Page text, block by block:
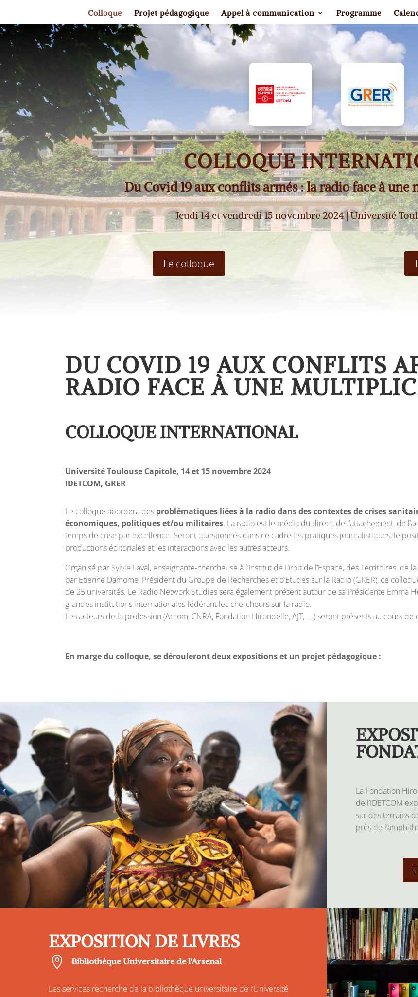
Colloque Projet pédagogique Appel à communication Programme
COLLOQUE
Du Covid 19 aux conflits armés : la radio face à
Jeudi 14 et vendredi 15 novembre 2024 | Université
Le colloque
DU COVID 19 AUX CONFLITS
RADIO FACE À UNE
COLLOQUE INTERNATIONAL
Université Toulouse Capitole, 14 et 15 novembre 2024
IDETCOM, GRER
Le colloque abordera des problématiques liées à la radio dans des contextes de crises
économiques, politiques et/ou militaires. La radio est le média du direct, de l’attachement, de
temps de crise par excellence. Seront questionnés dans ce cadre les pratiques journalistiques, le
productions éditoriales et les interactions avec les autres acteurs.
Organisé par Sylvie Laval, enseignante-chercheuse à l’Institut de Droit de l’Espace, des Territoires, de
par Etienne Damome, Président du Groupe de Recherches et d’Etudes sur la Radio (GRER), ce
de 25 universités. Le Radio Network Studies sera également présent autour de sa Présidente Emma
grandes institutions internationales fédérant les chercheurs sur la radio.
Les acteurs de la profession (Arcom, CNRA, Fondation Hirondelle, AJT, …) seront présents au cours
En marge du colloque, se dérouleront deux expositions et un projet pédagogique :
La Fondation
de l’IDETCOM
sur des terrains
près de
EXPOSITION DE LIVRES
 Bibliothèque Universitaire de l'Arsenal
Les services recherche de la bibliothèque universitaire de l’Université